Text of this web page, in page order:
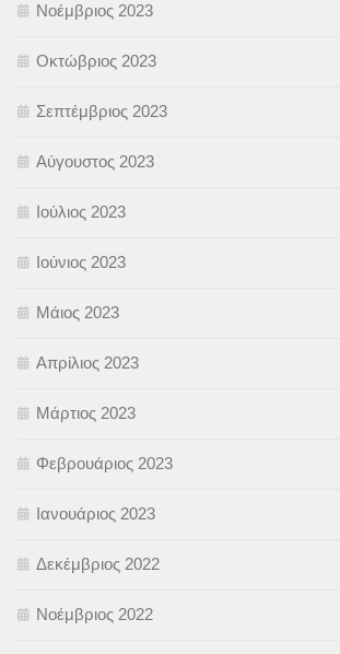
Νοέμβριος 2023
Οκτώβριος 2023
Σεπτέμβριος 2023
Αύγουστος 2023
Ιούλιος 2023
Ιούνιος 2023
Μάιος 2023
Απρίλιος 2023
Μάρτιος 2023
Φεβρουάριος 2023
Ιανουάριος 2023
Δεκέμβριος 2022
Νοέμβριος 2022